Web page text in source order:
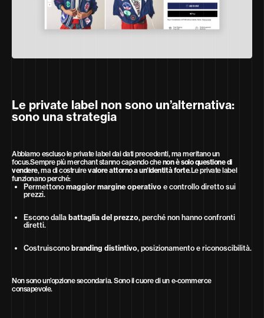
Le private label non sono un’alternativa:
sono una strategia
Abbiamo escluso le private label dai dati precedenti, ma meritano un
focus.Sempre più merchant stanno capendo chenon è solo questione di
vendere, ma di costruirevalore attorno a un’identità forte.Le private label
funzionano perché:
Permettono maggior margine operativoe controllo diretto sui
prezzi.
Escono dalla battaglia del prezzo, perché non hanno confronti
diretti.
Costruiscono branding distintivo, posizionamento e riconoscibilità.
Non sono un’opzione secondaria. Sono il cuore di un e-commerce
consapevole.